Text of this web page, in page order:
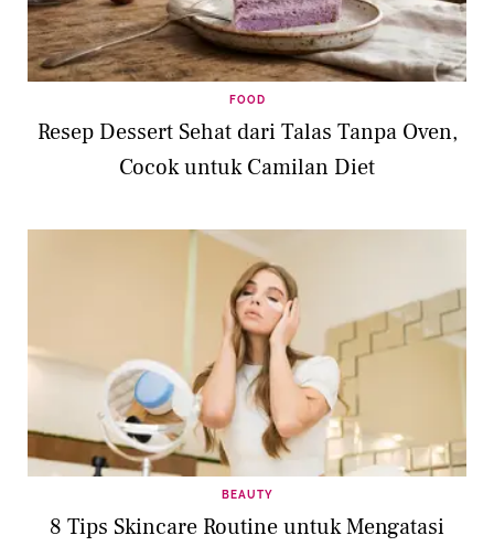
FOOD
Resep Dessert Sehat dari Talas Tanpa Oven,
Cocok untuk Camilan Diet
BEAUTY
8 Tips Skincare Routine untuk Mengatasi